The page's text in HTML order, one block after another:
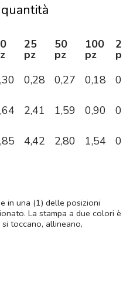
25
pz
50
pz
100
pz
250
pz
0,28 0,27 0,18
0,16
2,41 1,59 0,90
0,56
4,42 2,80 1,54 0,89
in una (1) delle posizioni
La stampa a due colori è
toccano, allineano,